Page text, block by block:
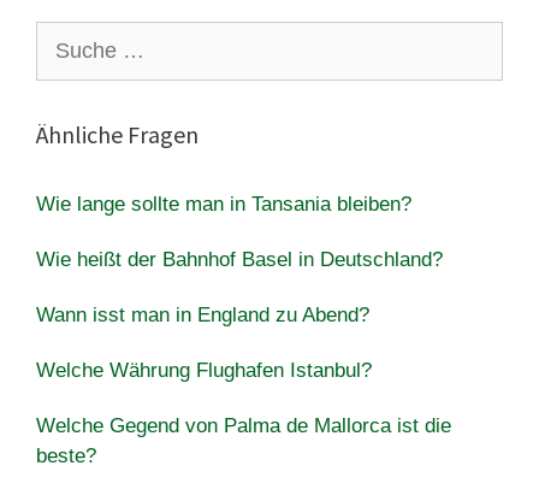
nach:
Ähnliche Fragen
Wie lange sollte man in Tansania bleiben?
Wie heißt der Bahnhof Basel in Deutschland?
Wann isst man in England zu Abend?
Welche Währung Flughafen Istanbul?
Welche Gegend von Palma de Mallorca ist die
beste?